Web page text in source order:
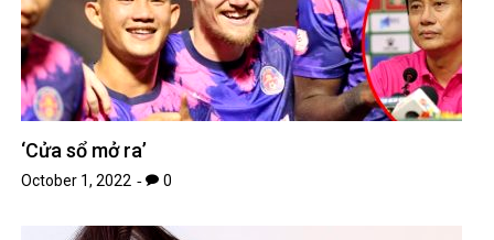
‘Cửa sổ mở ra’
October 1, 2022 0